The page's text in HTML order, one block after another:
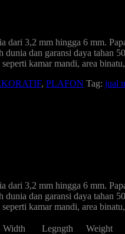
dari 3,2 mm hingga 6 mm.
dunia dan garansi daya tahan
kamar mandi, area
, PLAFON Tag: jual
dari 3,2 mm hingga 6 mm.
dunia dan garansi daya tahan
kamar mandi, area
Width
Legngth
Weight